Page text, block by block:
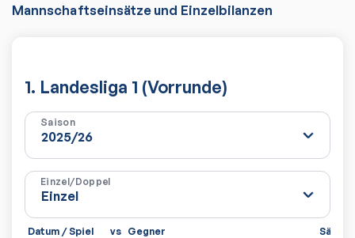
Mannschaftseinsätze und Einzelbilanzen
1. Landesliga 1 (Vorrunde)
Saison
Einzel/Doppel
Datum / Spiel vs Gegner Sätze